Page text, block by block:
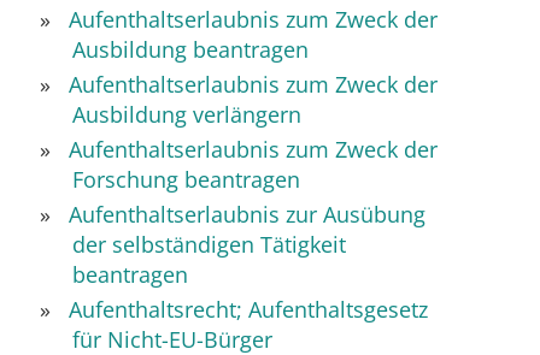
Aufenthaltserlaubnis zum Zweck der
Ausbildung beantragen
Aufenthaltserlaubnis zum Zweck der
Ausbildung verlängern
Aufenthaltserlaubnis zum Zweck der
Forschung beantragen
Aufenthaltserlaubnis zur Ausübung
der selbständigen Tätigkeit
beantragen
Aufenthaltsrecht; Aufenthaltsgesetz
für Nicht-EU-Bürger